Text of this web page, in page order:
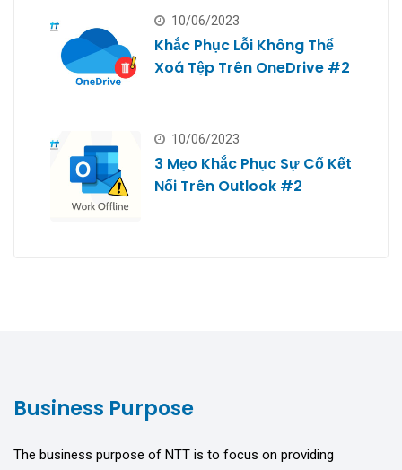
10/06/2023
Khắc Phục Lỗi Không Thể
Xoá Tệp Trên OneDrive #2
10/06/2023
3 Mẹo Khắc Phục Sự Cố Kết
Nối Trên Outlook #2
Business Purpose
The business purpose of NTT is to focus on providing